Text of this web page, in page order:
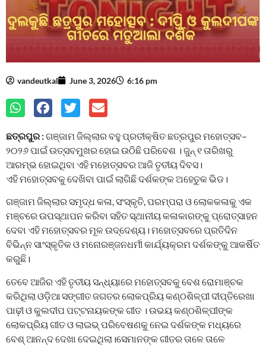
vandeutkal June 3, 2026 6:16 pm
ଛତ୍ରପୁର :ଗଞ୍ଜାମ ଜିଲ୍ଲାର ବହୁ ପ୍ରତୀକ୍ଷିତ ଛତ୍ରପୁର ମହୋତ୍ସବ–
୨୦୨୬ ପାଇଁ ଉତ୍ସବମୁଖର ହୋଇ ଉଠିଛି ପରିବେଶ । ଜୁନ୍ ୧ ତାରିଖରୁ
ଆରମ୍ଭ ହୋଇଥିବା ଏହି ମହୋତ୍ସବର ଆଜି ତୃତୀୟ ଦିବସ।
ଏହି ମହୋତ୍ସବକୁ ଦେଖିବା ପାଇଁ ଲାଗିଛି ଦର୍ଶକଙ୍କ ଅହେତୁକ ଭିଡ।
ଗଞ୍ଜାମ ଜିଲ୍ଲାର ସମୃଦ୍ଧ କଳା, ସଂସ୍କୃତି, ପରମ୍ପରା ଓ ଲୋକକଳାକୁ ଏକ
ମଞ୍ଚରେ ଉପସ୍ଥାପନ କରିବା ସହିତ ସ୍ଥାନୀୟ କଳାକାରଙ୍କୁ ପ୍ରୋତ୍ସାହନ
ଦେବା ଏହି ମହୋତ୍ସବର ମୂଳ ଉଦ୍ଦେଶ୍ୟ। ମହୋତ୍ସବରେ ପ୍ରତିଦିନ
ବିଭିନ୍ନ ସାଂସ୍କୃତିକ ଓ ମନୋରଞ୍ଜନଧର୍ମୀ କାର୍ଯ୍ୟକ୍ରମ ଦର୍ଶକଙ୍କୁ ଆକର୍ଷିତ
କରୁଛି।
ତେବେ ଆଜିର ଏହି ତୃତୀୟ ସନ୍ଧ୍ୟାରେ ମହୋତ୍ସବକୁ ବେଶ ରୋମାଞ୍ଚକ
କରିଥିଲା ଓଡ଼ିଆ ସଙ୍ଗୀତ ଜଗତର ଲୋକପ୍ରିୟ କଣ୍ଠଶିଳ୍ପୀ ଦୀପ୍ତିରେଖା
ପାଢ଼ୀ ଓ କୁଲଦୀପ ପଟ୍ଟନାୟକଙ୍କ ଗୀତ । ଉଭୟ କଣ୍ଠଶିଳ୍ପୀଙ୍କ
ଲୋକପ୍ରିୟ ଗୀତ ଓ ଲାଇଭ୍ ପରିବେଷଣକୁ ନେଇ ଦର୍ଶକଙ୍କ ମଧ୍ୟରେ
ବେଶ୍ ଆନନ୍ଦ ଦେଖା ଦେଇଥିଲା।ସେମାନଙ୍କ ଗୀତର ତାଳେ ତାଳେ